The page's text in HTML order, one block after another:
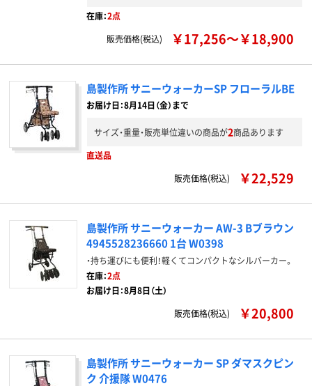
在庫：2点
販売価格(税込)
￥17,256～￥18,900
島製作所 サニーウォーカーSP フローラルBE
お届け日：8月14日（金）まで
サイズ・重量・販売単位違いの商品が2商品あります
直送品
販売価格(税込)
￥22,529
島製作所 サニーウォーカー AW-3 Bブラウン
4945528236660 1台 W0398
・持ち運びにも便利！軽くてコンパクトなシルバーカー。
在庫：2点
お届け日：8月8日（土）
販売価格(税込)
￥20,800
島製作所 サニーウォーカー SP ダマスクピン
ク 介援隊 W0476